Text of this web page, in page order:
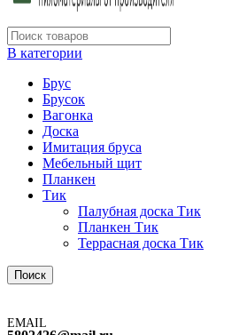
В категории
Брус
Брусок
Вагонка
Доска
Имитация бруса
Мебельный щит
Планкен
Тик
Палубная доска Тик
Планкен Тик
Террасная доска Тик
Поиск
EMAIL